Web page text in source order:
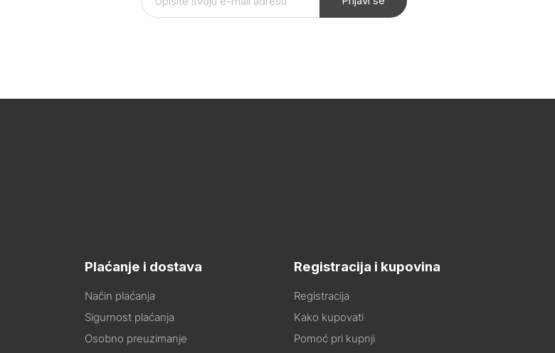
Plaćanje i dostava
Način plaćanja
Sigurnost plaćanja
Osobno preuzimanje
Registracija i kupovina
Registracija
Kako kupovati
Pomoć pri kupnji